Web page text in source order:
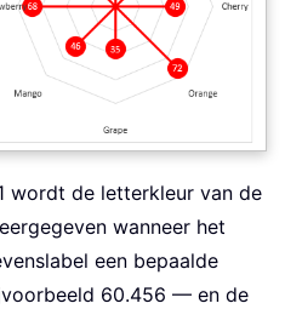
wordt de letterkleur van de
wanneer het
een bepaalde
60.456 — en de